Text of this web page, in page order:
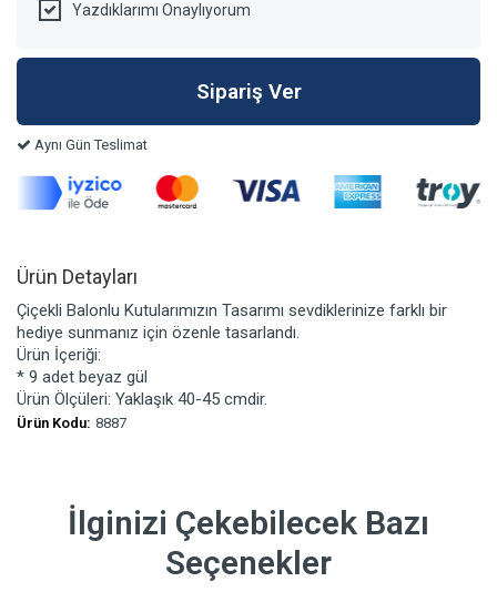
Yazdıklarımı Onaylıyorum
Aynı Gün Teslimat
Ürün Detayları
Çiçekli Balonlu Kutularımızın Tasarımı sevdiklerinize farklı bir
hediye sunmanız için özenle tasarlandı.
Ürün İçeriği:
* 9 adet beyaz gül
Ürün Ölçüleri: Yaklaşık 40-45 cmdir.
Ürün Kodu: 8887
İlginizi Çekebilecek Bazı
Seçenekler